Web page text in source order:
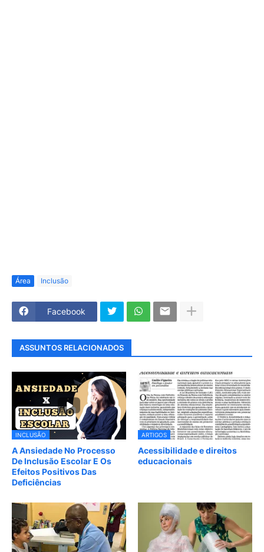
Área Inclusão
Facebook
ASSUNTOS RELACIONADOS
INCLUSÃO
A Ansiedade No Processo
De Inclusão Escolar E Os
Efeitos Positivos Das
Deficiências
ARTIGOS
Acessibilidade e direitos
educacionais